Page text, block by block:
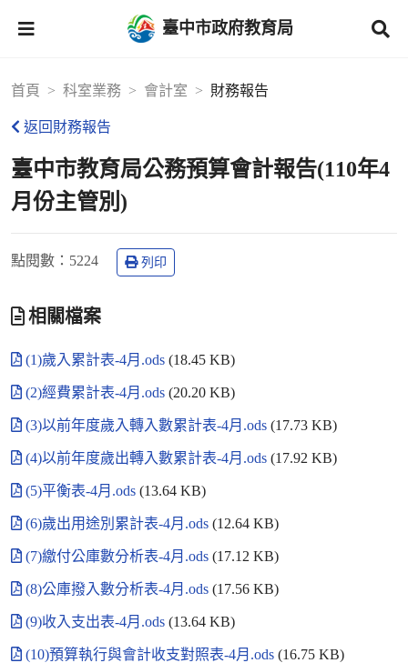
臺中市政府教育局
首頁 科室業務 會計室 財務報告
返回財務報告
臺中市教育局公務預算會計報告(110年4
月份主管別)
點閱數 ：5224 列印
相關檔案
(1)歲入累計表-4月.ods (18.45 KB)
(2)經費累計表-4月.ods (20.20 KB)
(3)以前年度歲入轉入數累計表-4月.ods (17.73 KB)
(4)以前年度歲出轉入數累計表-4月.ods (17.92 KB)
(5)平衡表-4月.ods (13.64 KB)
(6)歲出用途別累計表-4月.ods (12.64 KB)
(7)繳付公庫數分析表-4月.ods (17.12 KB)
(8)公庫撥入數分析表-4月.ods (17.56 KB)
(9)收入支出表-4月.ods (13.64 KB)
(10)預算執行與會計收支對照表-4月.ods (16.75 KB)